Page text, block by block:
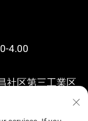
4.00
社区第三工業区